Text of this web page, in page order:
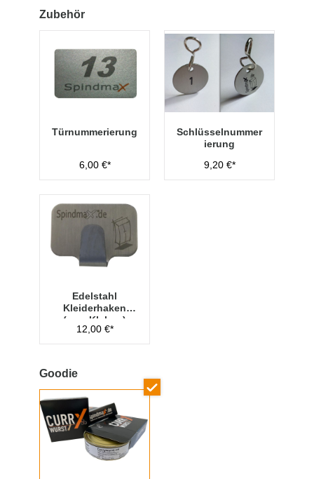
Zubehör
Türnummerierung
6,00 €*
Schlüsselnummer
ierung
9,20 €*
Edelstahl
Kleiderhaken
(zum Kleben)
12,00 €*
Goodie